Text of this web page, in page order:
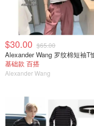
$30.00 $65.00
Alexander Wang 罗纹棉短袖T
基础款 百搭
Alexander Wang